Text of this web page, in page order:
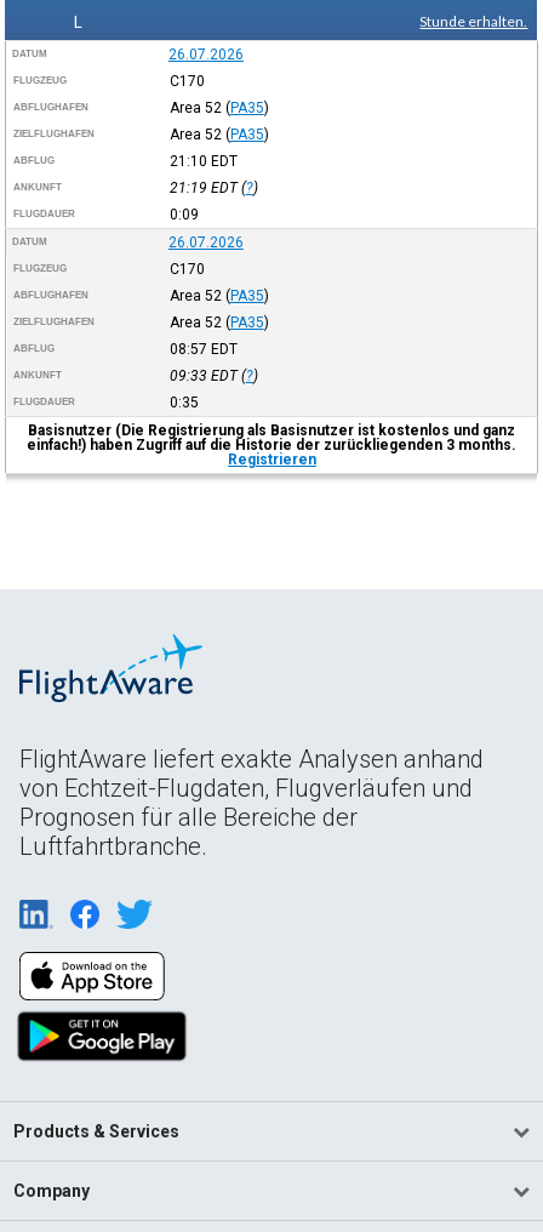
L
Stunde erhalten.
DATUM 26.07.2026
FLUGZEUG C170
ABFLUGHAFEN Area 52 (PA35)
ZIELFLUGHAFEN Area 52 (PA35)
ABFLUG 21:10 EDT
ANKUNFT 21:19 EDT(?)
FLUGDAUER 0:09
DATUM 26.07.2026
FLUGZEUG C170
ABFLUGHAFEN Area 52 (PA35)
ZIELFLUGHAFEN Area 52 (PA35)
ABFLUG 08:57 EDT
ANKUNFT 09:33 EDT(?)
FLUGDAUER
0:35
Basisnutzer (Die Registrierung als Basisnutzer ist kostenlos und ganz
einfach!) haben Zugriff auf die Historie der zurückliegenden 3 months.
Registrieren
FlightAware liefert exakte Analysen anhand
von Echtzeit-Flugdaten, Flugverläufen und
Prognosen für alle Bereiche der
Luftfahrtbranche.
Products & Services
Company